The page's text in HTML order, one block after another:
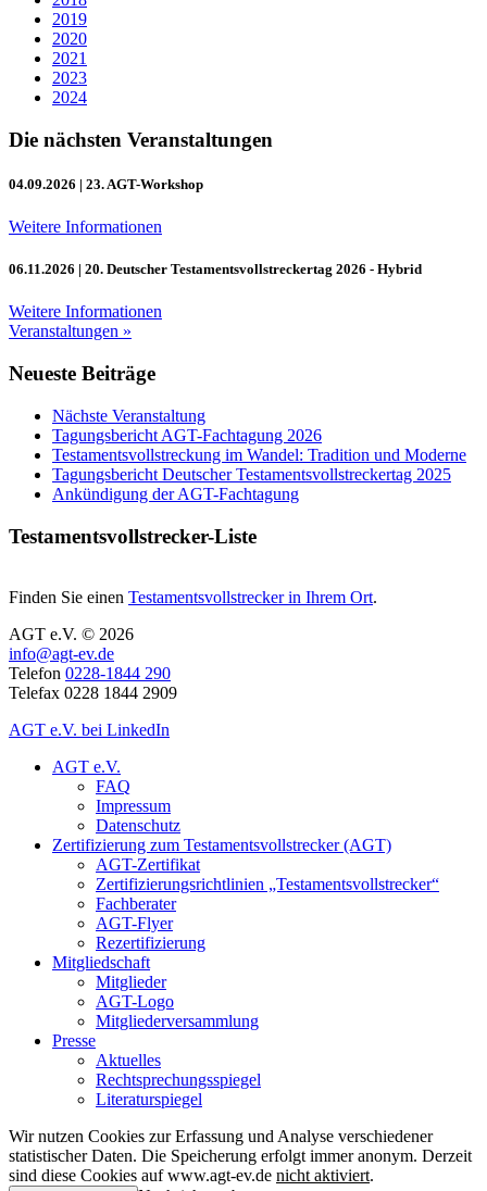
2019
2020
2021
2023
2024
Die nächsten Veranstaltungen
04.09.2026 | 23. AGT-Workshop
Weitere Informationen
06.11.2026 | 20. Deutscher Testamentsvollstreckertag 2026 - Hybrid
Weitere Informationen
Veranstaltungen »
Neueste Beiträge
Nächste Veranstaltung
Tagungsbericht AGT-Fachtagung 2026
Testamentsvollstreckung im Wandel: Tradition und Moderne
Tagungsbericht Deutscher Testamentsvollstreckertag 2025
Ankündigung der AGT-Fachtagung
Testamentsvollstrecker-Liste
Finden Sie einen Testamentsvollstrecker in Ihrem Ort.
AGT e.V. © 2026
info@agt-ev.de
Telefon 0228-1844 290
Telefax 0228 1844 2909
AGT e.V. bei LinkedIn
AGT e.V.
FAQ
Impressum
Datenschutz
Zertifizierung zum Testamentsvollstrecker (AGT)
AGT-Zertifikat
Zertifizierungsrichtlinien „Testamentsvollstrecker“
Fachberater
AGT-Flyer
Rezertifizierung
Mitgliedschaft
Mitglieder
AGT-Logo
Mitgliederversammlung
Presse
Aktuelles
Rechtsprechungsspiegel
Literaturspiegel
Wir nutzen Cookies zur Erfassung und Analyse verschiedener
statistischer Daten. Die Speicherung erfolgt immer anonym. Derzeit
sind diese Cookies auf www.agt-ev.de nicht aktiviert.